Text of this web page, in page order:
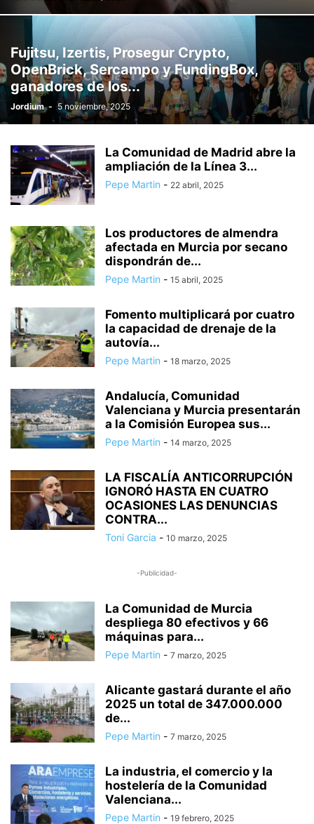
Fujitsu, Izertis, Prosegur Crypto,
OpenBrick, Sercampo y FundingBox,
ganadores de los...
Jordium - 5 noviembre, 2025
La Comunidad de Madrid abre la
ampliación de la Línea 3...
Pepe Martin - 22 abril, 2025
Los productores de almendra
afectada en Murcia por secano
dispondrán de...
Pepe Martin - 15 abril, 2025
Fomento multiplicará por cuatro
la capacidad de drenaje de la
autovía...
Pepe Martin - 18 marzo, 2025
Andalucía, Comunidad
Valenciana y Murcia presentarán
a la Comisión Europea sus...
Pepe Martin - 14 marzo, 2025
LA FISCALÍA ANTICORRUPCIÓN
IGNORÓ HASTA EN CUATRO
OCASIONES LAS DENUNCIAS
CONTRA...
Toni Garcia - 10 marzo, 2025
-Publicidad-
La Comunidad de Murcia
despliega 80 efectivos y 66
máquinas para...
Pepe Martin - 7 marzo, 2025
Alicante gastará durante el año
2025 un total de 347.000.000
de...
Pepe Martin - 7 marzo, 2025
La industria, el comercio y la
hostelería de la Comunidad
Valenciana...
Pepe Martin - 19 febrero, 2025